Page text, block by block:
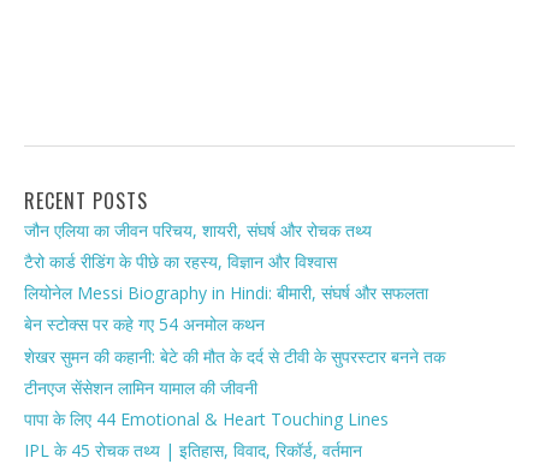
RECENT POSTS
जौन एलिया का जीवन परिचय, शायरी, संघर्ष और रोचक तथ्य
टैरो कार्ड रीडिंग के पीछे का रहस्य, विज्ञान और विश्वास
लियोनेल Messi Biography in Hindi: बीमारी, संघर्ष और सफलता
बेन स्टोक्स पर कहे गए 54 अनमोल कथन
शेखर सुमन की कहानी: बेटे की मौत के दर्द से टीवी के सुपरस्टार बनने तक
टीनएज सेंसेशन लामिन यामाल की जीवनी
पापा के लिए 44 Emotional & Heart Touching Lines
IPL के 45 रोचक तथ्य | इतिहास, विवाद, रिकॉर्ड, वर्तमान